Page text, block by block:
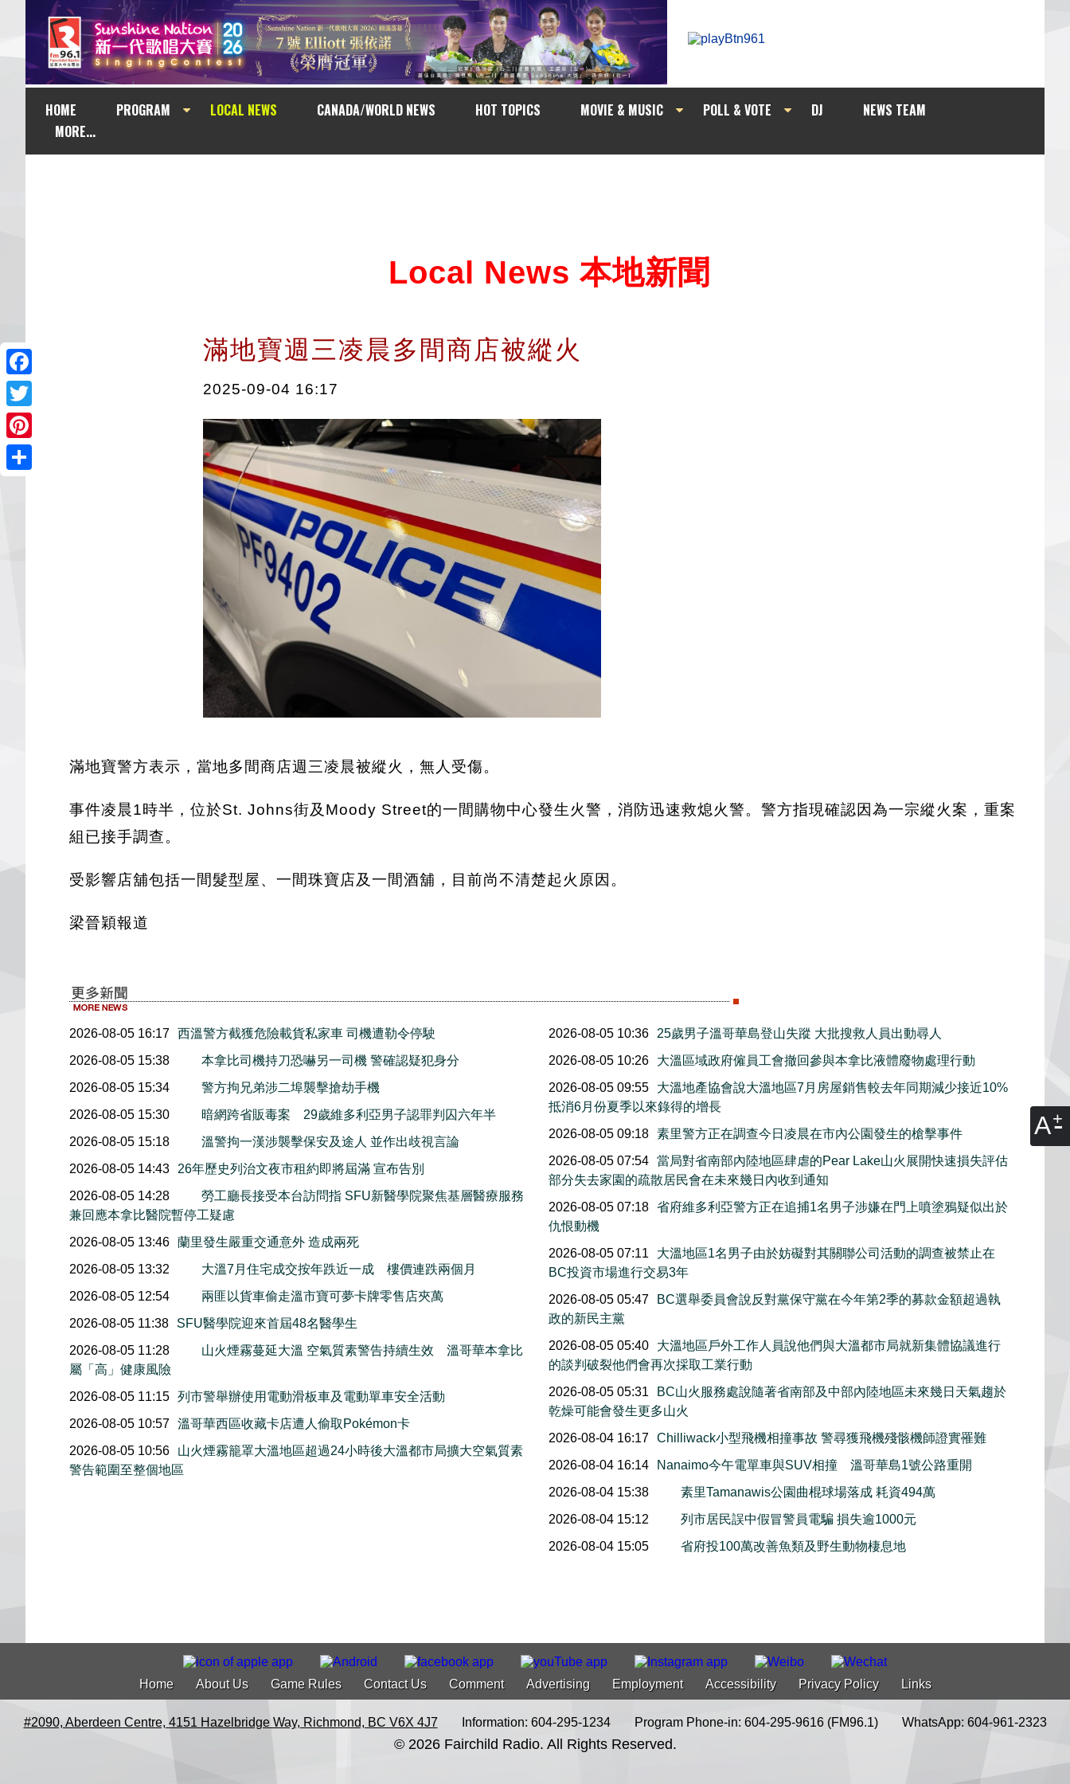
A
HOME PROGRAM LOCAL NEWS CANADA/WORLD NEWS HOT TOPICS MOVIE & MUSIC POLL & VOTE DJ
NEWS TEAM
MORE...
Facebook
Twitter
Pinterest
Local News 本地新聞
滿地寶週三凌晨多間商店被縱火
2025-09-04 16:17
滿地寶警方表示，當地多間商店週三凌晨被縱火，無人受傷。
事件凌晨1時半，位於St. Johns街及Moody Street的一間購物中心發生火警，消防迅速救熄火警。警方指現確認因為一宗縱火案，重案
組已接手調查。
受影響店舖包括一間髮型屋、一間珠寶店及一間酒舖，目前尚不清楚起火原因。
梁晉穎報道
2026-08-05 16:17 西溫警方截獲危險載貨私家車 司機遭勒令停駛
2026-08-05 15:38
本拿比司機持刀恐嚇另一司機 警確認疑犯身分
2026-08-05 15:34
警方拘兄弟涉二埠襲擊搶劫手機
2026-08-05 15:30
暗網跨省販毒案 29歲維多利亞男子認罪判囚六年半
2026-08-05 15:18
溫警拘一漢涉襲擊保安及途人 並作出歧視言論
2026-08-05 14:43
26年歷史列治文夜市租約即將屆滿 宣布告別
2026-08-05 14:28
勞工廳長接受本台訪問指 SFU新醫學院聚焦基層醫療服務
兼回應本拿比醫院暫停工疑慮
2026-08-05 13:46 蘭里發生嚴重交通意外 造成兩死
2026-08-05 13:32
大溫7月住宅成交按年跌近一成 樓價連跌兩個月
2026-08-05 12:54
兩匪以貨車偷走溫市寶可夢卡牌零售店夾萬
2026-08-05 11:38
SFU醫學院迎來首屆48名醫學生
2026-08-05 11:28
山火煙霧蔓延大溫 空氣質素警告持續生效 溫哥華本拿比
屬「高」健康風險
2026-08-05 11:15 列市警舉辦使用電動滑板車及電動單車安全活動
2026-08-05 10:57 溫哥華西區收藏卡店遭人偷取Pokémon卡
2026-08-05 10:56
山火煙霧籠罩大溫地區超過24小時後大溫都市局擴大空氣質素
警告範圍至整個地區
2026-08-05 10:36
25歲男子溫哥華島登山失蹤 大批搜救人員出動尋人
2026-08-05 10:26
大溫區域政府僱員工會撤回參與本拿比液體廢物處理行動
2026-08-05 09:55
大溫地產協會說大溫地區7月房屋銷售較去年同期減少接近10%
抵消6月份夏季以來錄得的增長
2026-08-05 09:18
素里警方正在調查今日凌晨在市內公園發生的槍擊事件
2026-08-05 07:54
當局對省南部內陸地區肆虐的Pear Lake山火展開快速損失評估
部分失去家園的疏散居民會在未來幾日內收到通知
2026-08-05 07:18
省府維多利亞警方正在追捕1名男子涉嫌在門上噴塗鴉疑似出於
仇恨動機
2026-08-05 07:11
大溫地區1名男子由於妨礙對其關聯公司活動的調查被禁止在
BC投資市場進行交易3年
2026-08-05 05:47
BC選舉委員會說反對黨保守黨在今年第2季的募款金額超過執
政的新民主黨
2026-08-05 05:40
大溫地區戶外工作人員說他們與大溫都市局就新集體協議進行
的談判破裂他們會再次採取工業行動
2026-08-05 05:31
BC山火服務處說隨著省南部及中部內陸地區未來幾日天氣趨於
乾燥可能會發生更多山火
2026-08-04 16:17
Chilliwack小型飛機相撞事故 警尋獲飛機殘骸機師證實罹難
2026-08-04 16:14
Nanaimo今午電單車與SUV相撞 溫哥華島1號公路重開
2026-08-04 15:38
素里Tamanawis公園曲棍球場落成 耗資494萬
2026-08-04 15:12
列市居民誤中假冒警員電騙 損失逾1000元
2026-08-04 15:05
省府投100萬改善魚類及野生動物棲息地
Home About Us Game Rules Contact Us Comment Advertising Employment Accessibility Privacy Policy Links
#2090, Aberdeen Centre, 4151 Hazelbridge Way, Richmond, BC V6X 4J7 Information: 604-295-1234 Program Phone-in: 604-295-9616 (FM96.1) WhatsApp: 604-961-2323
© 2026 Fairchild Radio. All Rights Reserved.